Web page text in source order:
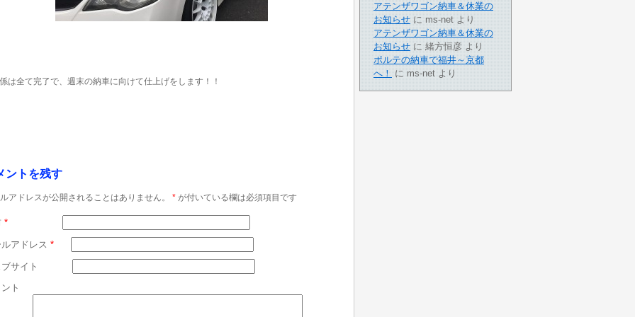
アテンザワゴン納車＆休業の
お知らせ に ms-net より
アテンザワゴン納車＆休業の
お知らせ に 緒方恒彦 より
ポルテの納車で福井～京都
へ！
に ms-net より
は全て完了で、週末の納車に向けて仕上げをします！！
ントを残す
アドレスが公開されることはありません。 *が付いている欄は必須項目です
*
ルアドレス *
サイト
ト